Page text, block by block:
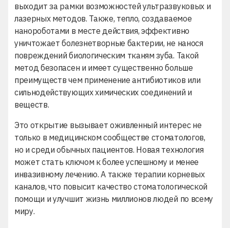
выходит за рамки возможностей ультразвуковых и
лазерных методов. Также, тепло, создаваемое
нанороботами в месте действия, эффективно
уничтожает болезнетворные бактерии, не нанося
повреждений биологическим тканям зуба. Такой
метод безопасен и имеет существенно больше
преимуществ чем применение антибиотиков или
сильнодействующих химических соединений и
веществ.
Это открытие вызывает оживленный интерес не
только в медицинском сообществе стоматологов,
но и среди обычных пациентов. Новая технология
может стать ключом к более успешному и менее
инвазивному лечению. А также терапии корневых
каналов, что повысит качество стоматологической
помощи и улучшит жизнь миллионов людей по всему
миру.